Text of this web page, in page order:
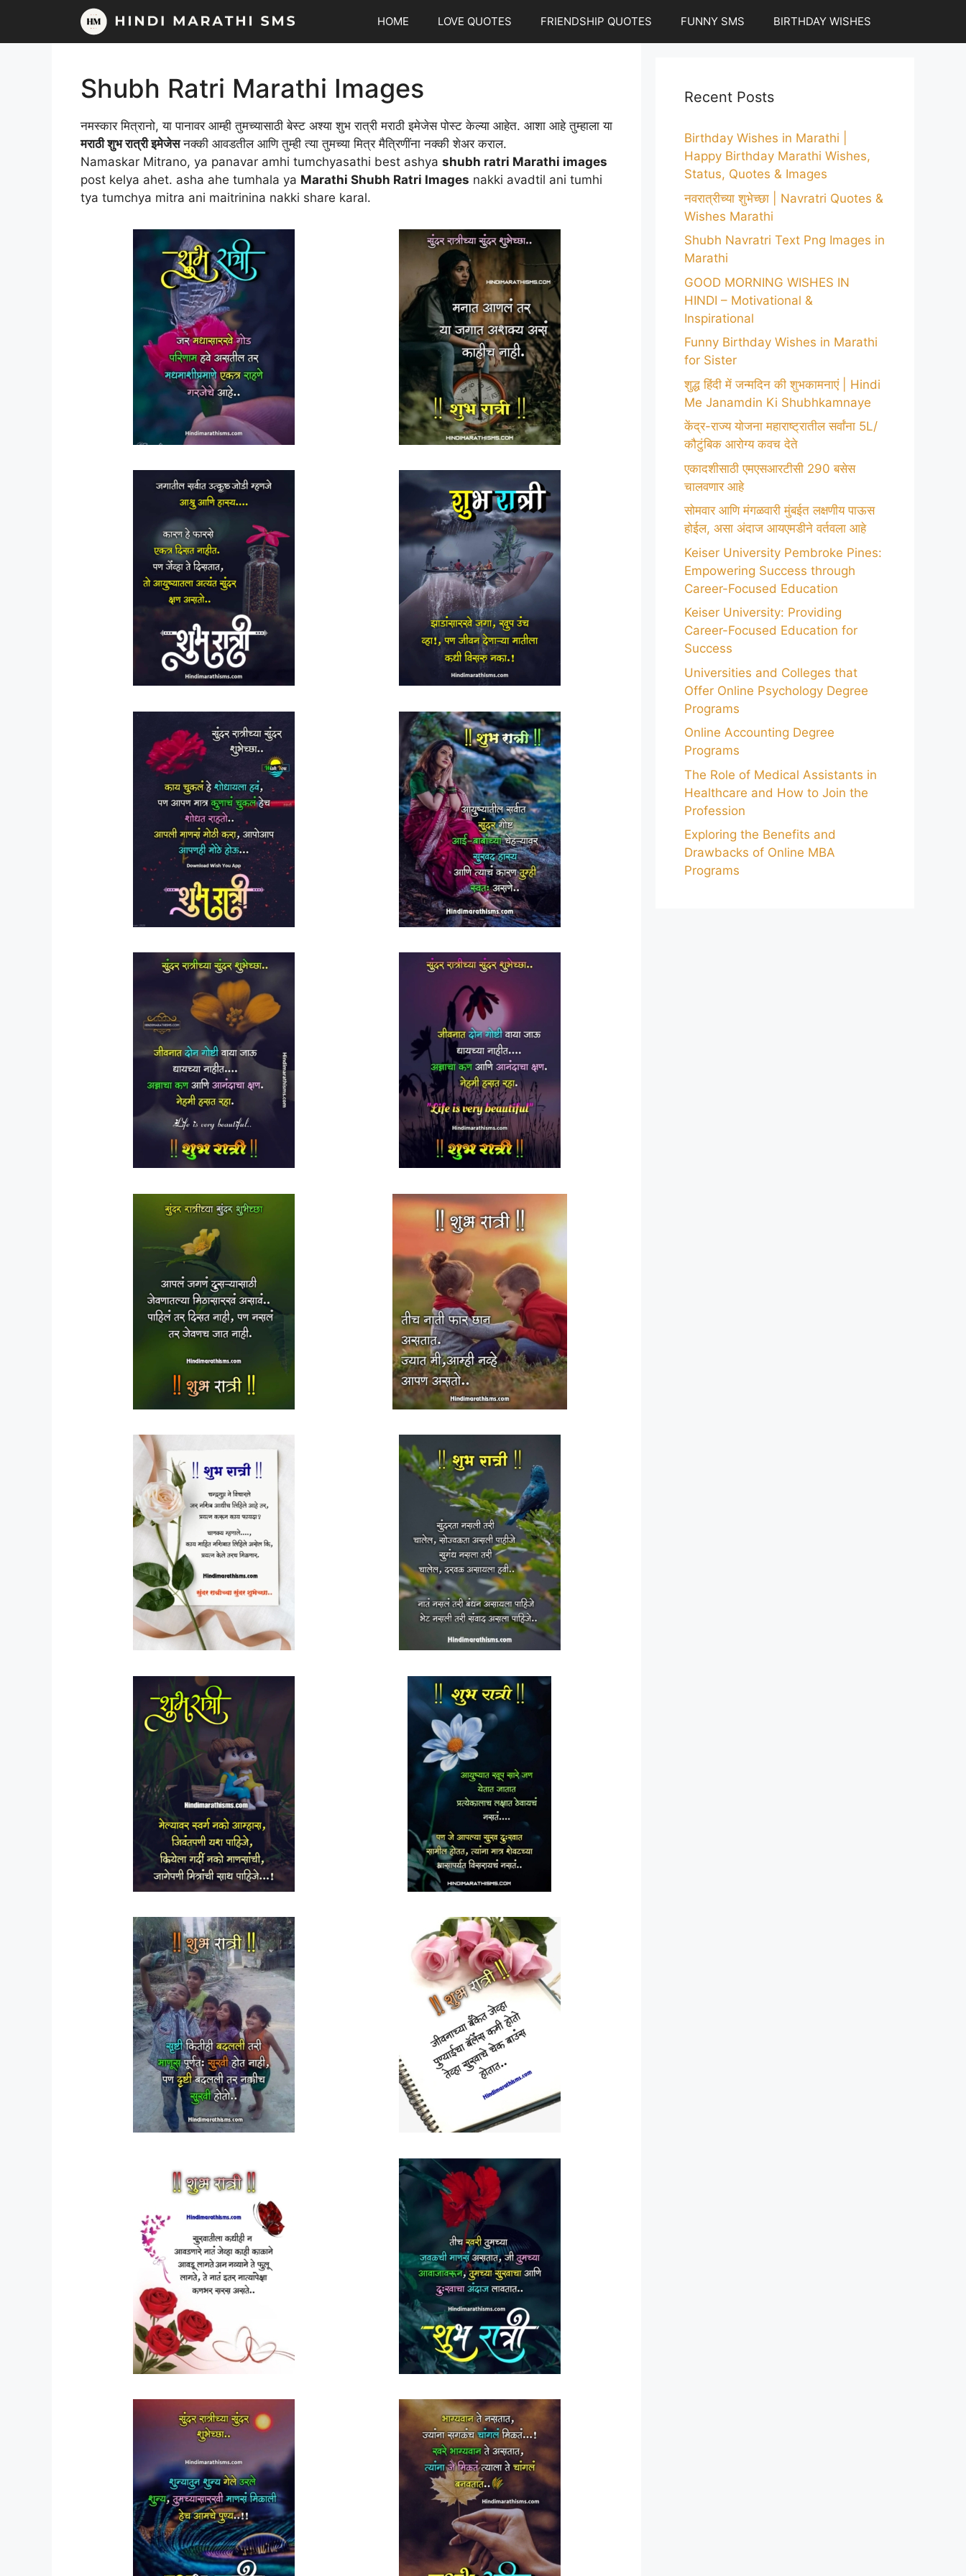
content
HOME LOVE QUOTES FRIENDSHIP QUOTES FUNNY SMS BIRTHDAY WISHES
Shubh Ratri Marathi Images
नमस्कार मित्रानो, या पानावर आम्ही तुमच्यासाठी बेस्ट अश्या शुभ रात्री मराठी इमेजेस पोस्ट केल्या आहेत. आशा आहे तुम्हाला या
मराठी शुभ रात्री इमेजेसनक्की आवडतील आणि तुम्ही त्या तुमच्या मित्र मैत्रिणींना नक्की शेअर कराल.
Namaskar Mitrano, ya panavar amhi tumchyasathi best ashya shubh ratri Marathi images
post kelya ahet. asha ahe tumhala ya Marathi Shubh Ratri Images nakki avadtil ani tumhi
tya tumchya mitra ani maitrinina nakki share karal.
Recent Posts
Birthday Wishes in Marathi |
Happy Birthday Marathi Wishes,
Status, Quotes & Images
नवरात्रीच्या शुभेच्छा | Navratri Quotes &
Wishes Marathi
Shubh Navratri Text Png Images in
Marathi
GOOD MORNING WISHES IN
HINDI – Motivational &
Inspirational
Funny Birthday Wishes in Marathi
for Sister
शुद्ध हिंदी में जन्मदिन की शुभकामनाएं | Hindi
Me Janamdin Ki Shubhkamnaye
केंद्र-राज्य योजना महाराष्ट्रातील सर्वांना 5L/
कौटुंबिक आरोग्य कवच देते
एकादशीसाठी एमएसआरटीसी 290 बसेस
चालवणार आहे
सोमवार आणि मंगळवारी मुंबईत लक्षणीय पाऊस
होईल, असा अंदाज आयएमडीने वर्तवला आहे
Keiser University Pembroke Pines:
Empowering Success through
Career-Focused Education
Keiser University: Providing
Career-Focused Education for
Success
Universities and Colleges that
Offer Online Psychology Degree
Programs
Online Accounting Degree
Programs
The Role of Medical Assistants in
Healthcare and How to Join the
Profession
Exploring the Benefits and
Drawbacks of Online MBA
Programs